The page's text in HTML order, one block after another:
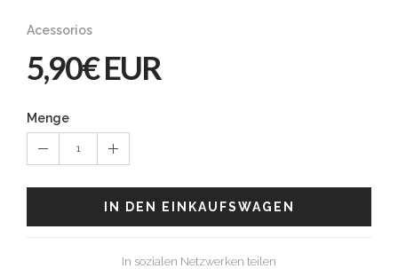
Acessorios
5,90€ EUR
Menge
1
IN DEN EINKAUFSWAGEN
In sozialen Netzwerken teilen